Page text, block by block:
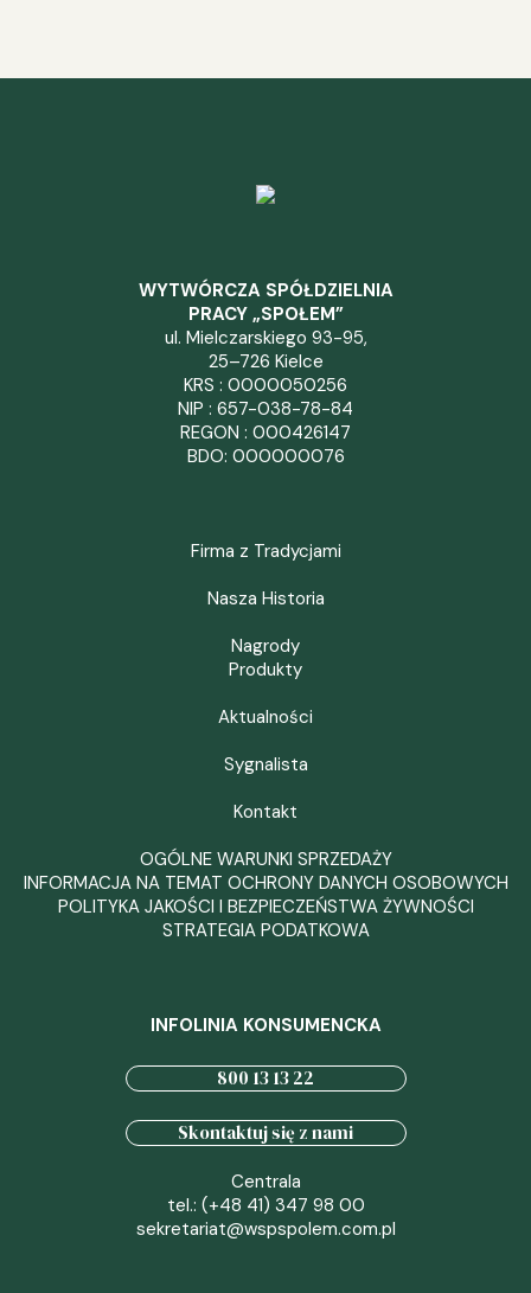
WYTWÓRCZA SPÓŁDZIELNIA
PRACY „SPOŁEM”
ul. Mielczarskiego 93-95,
25–726 Kielce
KRS : 0000050256
NIP : 657-038-78-84
REGON : 000426147
BDO: 000000076
Firma z Tradycjami
Nasza Historia
Nagrody
Produkty
Aktualności
Sygnalista
Kontakt
OGÓLNE WARUNKI SPRZEDAŻY
INFORMACJA NA TEMAT OCHRONY DANYCH OSOBOWYCH
POLITYKA JAKOŚCI I BEZPIECZEŃSTWA ŻYWNOŚCI
STRATEGIA PODATKOWA
INFOLINIA KONSUMENCKA
800 13 13 22
Skontaktuj się z nami
Centrala
tel.: (+48 41) 347 98 00
sekretariat@wspspolem.com.pl